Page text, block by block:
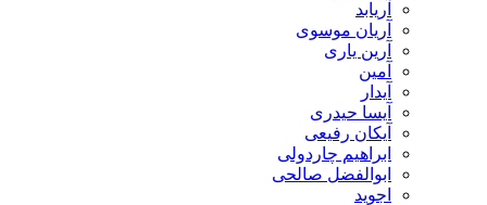
آریان موسوی
آرین یاری
آیسا حیدری
آیکان رفیعی
ابراهیم چاردولی
ابوالفضل صالحی